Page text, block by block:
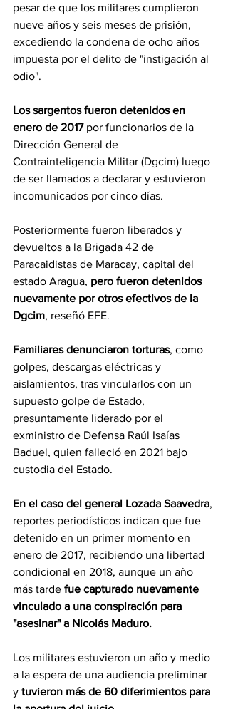
pesar de que los militares cumplieron
nueve años y seis meses de prisión,
excediendo la condena de ocho años
impuesta por el delito de "instigación al
odio".
Los sargentos fueron detenidos en
enero de 2017 por funcionarios de la
Dirección General de
Contrainteligencia Militar (Dgcim) luego
de ser llamados a declarar y estuvieron
incomunicados por cinco días.
Posteriormente fueron liberados y
devueltos a la Brigada 42 de
Paracaidistas de Maracay, capital del
estado Aragua, pero fueron detenidos
nuevamente por otros efectivos de la
Dgcim, reseñó EFE.
Familiares denunciaron torturas, como
golpes, descargas eléctricas y
aislamientos, tras vincularlos con un
supuesto golpe de Estado,
presuntamente liderado por el
exministro de Defensa Raúl Isaías
Baduel, quien falleció en 2021 bajo
custodia del Estado.
En el caso del general Lozada Saavedra,
reportes periodísticos indican que fue
detenido en un primer momento en
enero de 2017, recibiendo una libertad
condicional en 2018, aunque un año
más tarde fue capturado nuevamente
vinculado a una conspiración para
"asesinar" a Nicolás Maduro.
Los militares estuvieron un año y medio
a la espera de una audiencia preliminar
y tuvieron más de 60 diferimientos para